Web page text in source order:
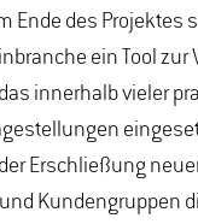
Ende des Projektes
ein Tool zur
innerhalb vieler
Erschließung
Kundengruppen